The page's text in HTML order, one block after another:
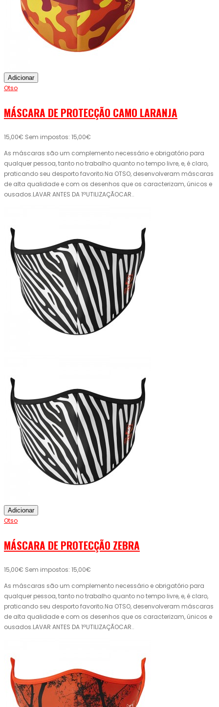
Adicionar
Otso
MÁSCARA DE PROTECÇÃO CAMO LARANJA
15,00€ Sem impostos: 15,00€
As máscaras são um complemento necessário e obrigatório para
qualquer pessoa, tanto no trabalho quanto no tempo livre, e, é claro,
praticando seu desporto favorito.Na OTSO, desenvolveram máscaras
de alta qualidade e com os desenhos que os caracterizam, únicos e
ousados.LAVAR ANTES DA 1ªUTILIZAÇÃOCAR..
Adicionar
Otso
MÁSCARA DE PROTECÇÃO ZEBRA
15,00€ Sem impostos: 15,00€
As máscaras são um complemento necessário e obrigatório para
qualquer pessoa, tanto no trabalho quanto no tempo livre, e, é claro,
praticando seu desporto favorito.Na OTSO, desenvolveram máscaras
de alta qualidade e com os desenhos que os caracterizam, únicos e
ousados.LAVAR ANTES DA 1ªUTILIZAÇÃOCAR..